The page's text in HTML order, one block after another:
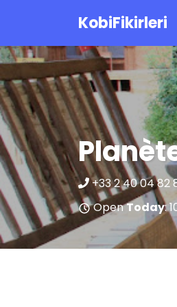
KobiFikirleri
+33 2 40 04 82
OpenToday: